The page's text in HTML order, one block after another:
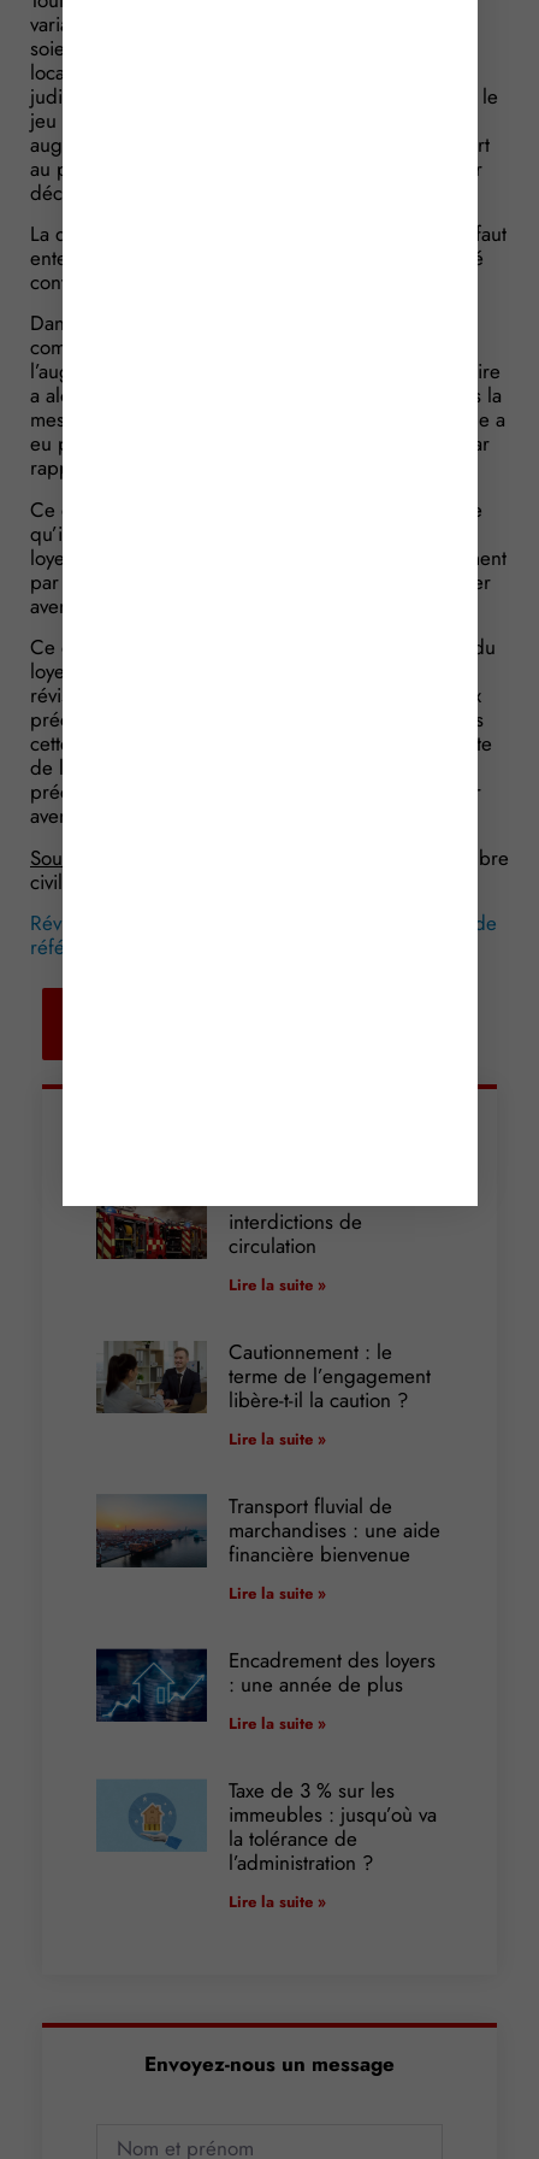
variation de l’indice de la clause d’échelle mobile
soient sans rapport avec l’évaluation de la valeur
locative, il est possible de demander la révision
judiciaire du loyer : cela suppose toutefois que, par le
jeu de la clause d’échelle mobile, le loyer se trouve
augmenté ou diminué de plus d’un quart par rapport
au prix précédemment fixé contractuellement ou par
décision judiciaire.
La question qui se pose est donc de savoir ce qu’il faut
entendre précisément par « prix précédemment fixé
contractuellement ».
Dans l’affaire qui nous intéresse ici, le loyer du bail
commercial a été modifié 5 fois en raison de
l’augmentation de la surface louée. La société locataire
a alors demandé la révision judiciaire du loyer, dans la
mesure où l’application de la clause d’échelle mobile a
eu pour effet d’augmenter le loyer de plus d’1/4 par
rapport au loyer initial.
Ce que conteste la société bailleresse qui considère
qu’il faut prendre comme référence ici, non pas le
loyer initial, mais le dernier loyer fixé contractuellement
par avenant (en l’occurrence, celui fixé par le dernier
avenant au contrat de bail commercial).
Ce que confirme le juge : la dernière modification du
loyer par avenant ayant précédé la demande de
révision légale doit être considérée comme le « prix
précédemment fixé conventionnellement ». Or, dans
cette affaire, l’écart entre le loyer en vigueur à la date
de la demande de révision du loyer et le loyer
précédemment fixé contractuellement par le dernier
avenant n’excédait pas 25 %.
Source :
Arrêt de la Cour de Cassation, 3ème chambre
civile, du 17 mars 2016, n° 14-26009
Réviser le loyer commercial : à partir de quel loyer de
référence ?
interdictions de
circulation
Lire la suite »
Cautionnement : le
terme de l’engagement
libère-t-il la caution ?
Lire la suite »
Transport fluvial de
marchandises : une aide
financière bienvenue
Lire la suite »
Encadrement des loyers
: une année de plus
Lire la suite »
Taxe de 3 % sur les
immeubles : jusqu’où va
la tolérance de
l’administration ?
Lire la suite »
Envoyez-nous un message